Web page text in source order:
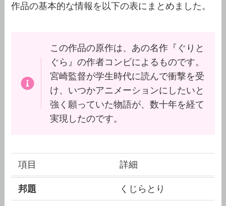
作品の基本的な情報を以下の表にまとめました。
この作品の原作は、あの名作『ぐりと
ぐら』の作者コンビによるものです。
宮崎監督が学生時代に読んで衝撃を受
け、いつかアニメーションにしたいと
強く願っていた物語が、数十年を経て
実現したのです。
項目 詳細
邦題 くじらとり